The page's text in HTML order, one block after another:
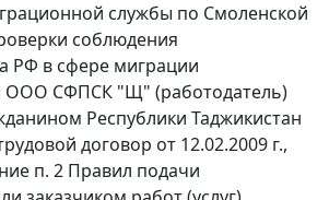
службы по Смоленской
соблюдения
РФ в сфере миграции
ООО СФПСК "Щ" (работодатель)
Республики Таджикистан
договор от 12.02.2009 г.,
п. 2 Правил подачи